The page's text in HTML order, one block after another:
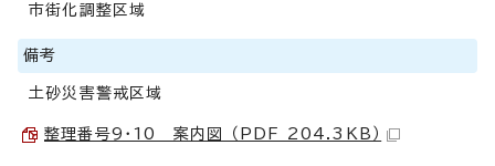
市街化調整区域
備考
土砂災害警戒区域
整理番号9・10 案内図 （PDF 204.3KB）